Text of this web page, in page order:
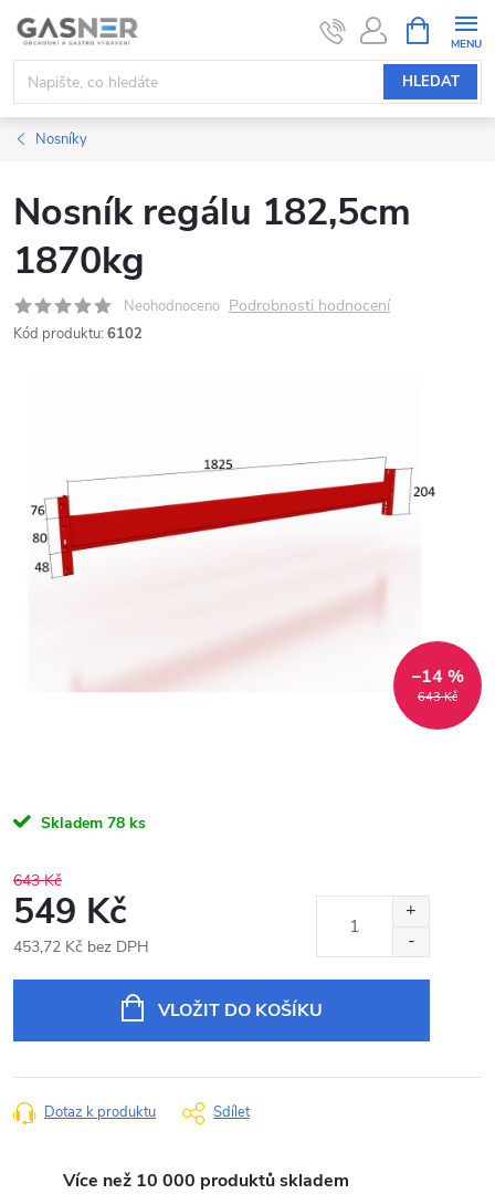
Přejít
obsah
HLEDAT
NÁKUPNÍ
KOŠÍK
Nosníky
Nosník regálu 182,5cm
1870kg
Neohodnoceno Podrobnosti hodnocení
Kód produktu: 6102
643 Kč
–14 %
Skladem 78 ks
643 Kč
549 Kč
453,72 Kč bez DPH
VLOŽIT DO KOŠÍKU
Dotaz k produktu Sdílet
Více než 10 000 produktů skladem